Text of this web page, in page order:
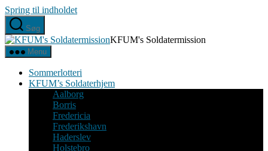
Spring til indholdet
Søg
KFUM's Soldatermission
Menu
Sommerlotteri
KFUM’s Soldaterhjem
Aalborg
Borris
Fredericia
Frederikshavn
Haderslev
Holstebro